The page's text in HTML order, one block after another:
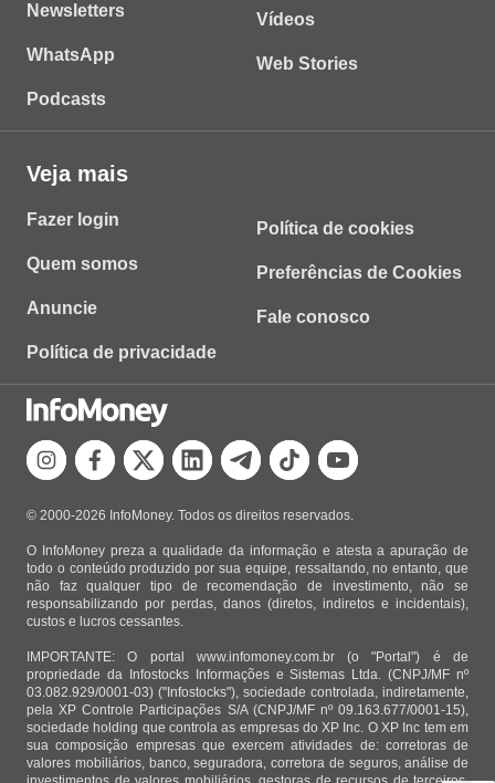
Newsletters
WhatsApp
Podcasts
Vídeos
Web Stories
Veja mais
Fazer login
Quem somos
Anuncie
Política de privacidade
Política de cookies
Preferências de Cookies
Fale conosco
© 2000-2026 InfoMoney. Todos os direitos reservados.
O InfoMoney preza a qualidade da informação e atesta a apuração de
todo o conteúdo produzido por sua equipe, ressaltando, no entanto, que
não faz qualquer tipo de recomendação de investimento, não se
responsabilizando por perdas, danos (diretos, indiretos e incidentais),
custos e lucros cessantes.
IMPORTANTE: O portal www.infomoney.com.br (o "Portal") é de
propriedade da Infostocks Informações e Sistemas Ltda. (CNPJ/MF nº
03.082.929/0001-03) ("Infostocks"), sociedade controlada, indiretamente,
pela XP Controle Participações S/A (CNPJ/MF nº 09.163.677/0001-15),
sociedade holding que controla as empresas do XP Inc. O XP Inc tem em
sua composição empresas que exercem atividades de: corretoras de
valores mobiliários, banco, seguradora, corretora de seguros, análise de